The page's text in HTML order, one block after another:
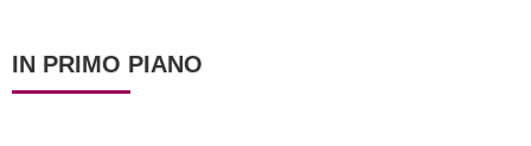
IN PRIMO PIANO